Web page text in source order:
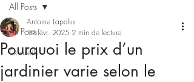
All Posts
Conseils
All Posts
Pourquoi le prix d’un
jardinier varie selon le
Antoine Lapalus
19 févr. 2025 2 min de lecture